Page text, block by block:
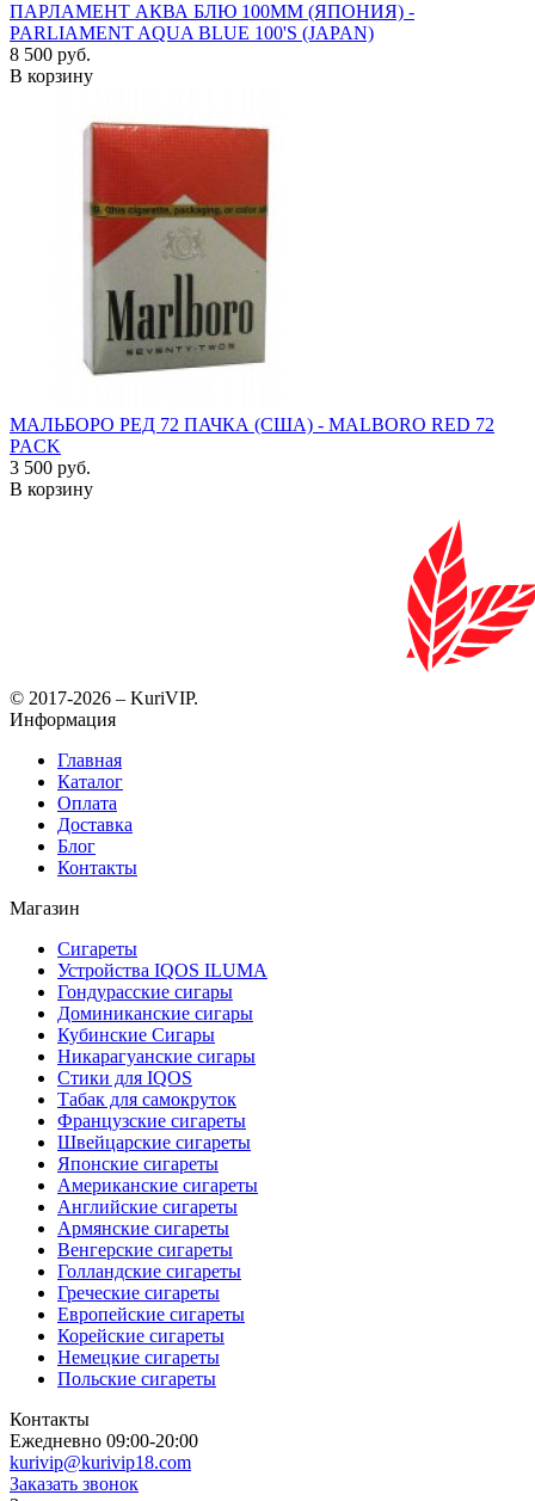
ПАРЛАМЕНТ АКВА БЛЮ 100ММ (ЯПОНИЯ) -
PARLIAMENT AQUA BLUE 100'S (JAPAN)
8 500 руб.
В корзину
МАЛЬБОРО РЕД 72 ПАЧКА (США) - MALBORO RED 72
PACK
3 500 руб.
В корзину
© 2017-2026 – KuriVIP.
Информация
Главная
Каталог
Оплата
Доставка
Блог
Контакты
Магазин
Сигареты
Устройства IQOS ILUMA
Гондурасские сигары
Доминиканские сигары
Кубинские Сигары
Никарагуанские сигары
Стики для IQOS
Табак для самокруток
Французские сигареты
Швейцарские сигареты
Японские сигареты
Американские сигареты
Английские сигареты
Армянские сигареты
Венгерские сигареты
Голландские сигареты
Греческие сигареты
Европейские сигареты
Корейские сигареты
Немецкие сигареты
Польские сигареты
Контакты
Ежедневно 09:00-20:00
kurivip@kurivip18.com
Заказать звонок